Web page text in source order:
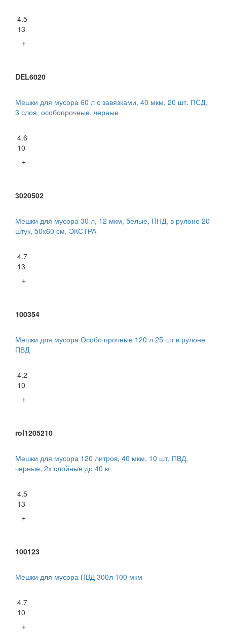
4.5
13
+
DEL6020
Мешки для мусора 60 л с завязками, 40 мкм, 20 шт. ПСД,
3 слоя, особопрочные, черные
4.6
10
+
3020502
Мешки для мусора 30 л, 12 мкм, белые, ПНД, в рулоне 20
штук, 50х60 см, ЭКСТРА
4.7
13
+
100354
Мешки для мусора Особо прочные 120 л 25 шт в рулоне
ПВД
4.2
10
+
rol1205210
Мешки для мусора 120 литров, 40 мкм, 10 шт, ПВД,
черные, 2х слойные до 40 кг
4.5
13
+
100123
Мешки для мусора ПВД 300л 100 мкм
4.7
10
+